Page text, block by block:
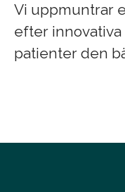
Vi uppmuntrar
efter
patienter den